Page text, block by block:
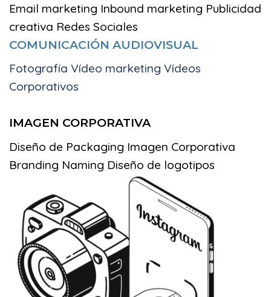
Email marketing Inbound marketing Publicidad
creativa Redes Sociales
COMUNICACIÓN AUDIOVISUAL
Fotografía Vídeo marketing Vídeos
Corporativos
IMAGEN CORPORATIVA
Diseño de Packaging Imagen Corporativa
Branding Naming Diseño de logotipos